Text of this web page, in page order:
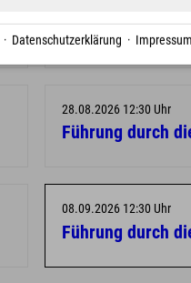
Führung durch
28.08.2026 12:30 Uhr
Führung durch
08.09.2026 12:30 Uhr
Führung durch
· Datenschutzerklärung · Impressum